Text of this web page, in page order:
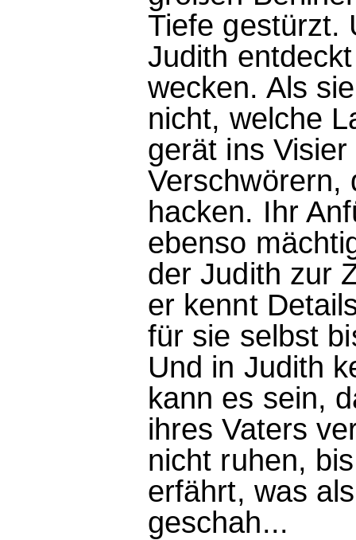
Tiefe gestürzt.
Judith
wecken. Als
nicht, welche
gerät ins
Verschwörern,
hacken. Ihr
ebenso
der Judith zur
er kennt
für sie selbst
Und in Judith
kann es sein,
ihres Vaters
nicht ruhen,
erfährt, was
geschah...